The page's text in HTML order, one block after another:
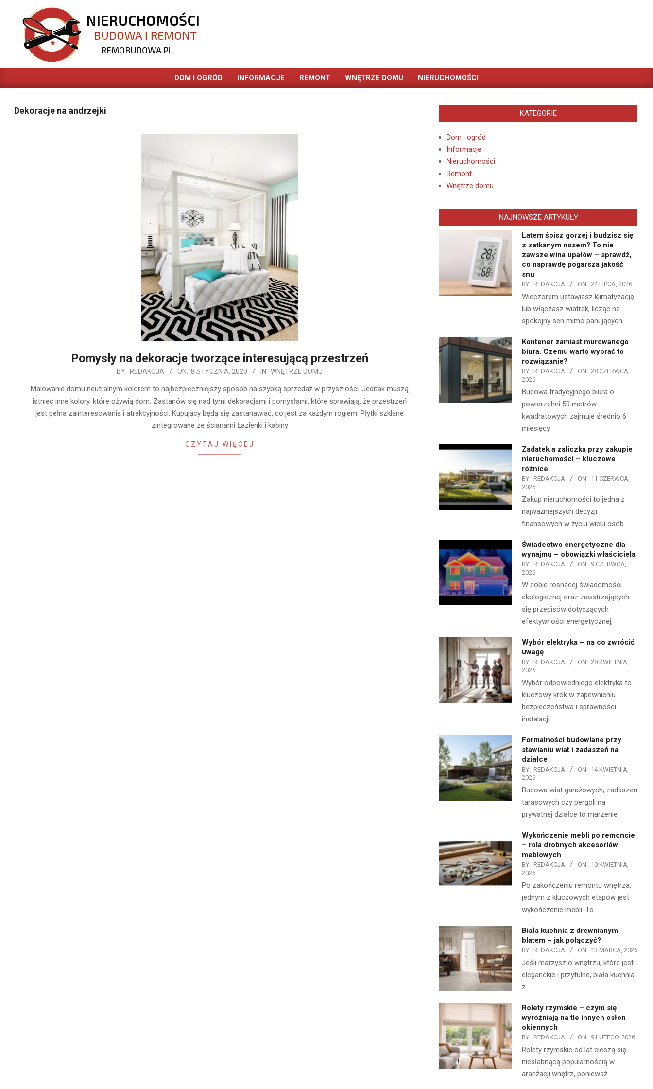
content
REMOBUDOWA.PL
Primary
DOM I OGRÓD INFORMACJE REMONT WNĘTRZE DOMU NIERUCHOMOŚCI
Dekoracje na andrzejki
Pomysły na dekoracje tworzące interesującą przestrzeń
BY: REDAKCJA ON: 8 STYCZNIA, 2020 IN: WNĘTRZE DOMU
Malowanie domu neutralnym kolorem to najbezpieczniejszy sposób na szybką sprzedaż w przyszłości. Jednak muszą
istnieć inne kolory, które ożywią dom. Zastanów się nad tymi dekoracjami i pomysłami, które sprawiają, że przestrzeń
jest pełna zainteresowania i atrakcyjności. Kupujący będą się zastanawiać, co jest za każdym rogiem. Płytki szklane
zintegrowane ze ścianami Łazienki i kabiny
CZYTAJ WIĘCEJ
KATEGORIE
Dom i ogród
Informacje
Nieruchomości
Remont
Wnętrze domu
NAJNOWSZE ARTYKUŁY
Latem śpisz gorzej i budzisz się
z zatkanym nosem? To nie
zawsze wina upałów – sprawdź,
co naprawdę pogarsza jakość
snu
BY: REDAKCJA ON: 24 LIPCA, 2026
Wieczorem ustawiasz klimatyzację
lub włączasz wiatrak, licząc na
spokojny sen mimo panujących
Kontener zamiast murowanego
biura. Czemu warto wybrać to
rozwiązanie?
BY: REDAKCJA ON: 28 CZERWCA,
2026
Budowa tradycyjnego biura o
powierzchni 50 metrów
kwadratowych zajmuje średnio 6
miesięcy
Zadatek a zaliczka przy zakupie
nieruchomości – kluczowe
różnice
BY: REDAKCJA ON: 11 CZERWCA,
2026
Zakup nieruchomości to jedna z
najważniejszych decyzji
finansowych w życiu wielu osób.
Świadectwo energetyczne dla
wynajmu – obowiązki właściciela
BY: REDAKCJA ON: 9 CZERWCA,
2026
W dobie rosnącej świadomości
ekologicznej oraz zaostrzających
się przepisów dotyczących
efektywności energetycznej,
Wybór elektryka – na co zwrócić
uwagę
BY: REDAKCJA ON: 28 KWIETNIA,
2026
Wybór odpowiedniego elektryka to
kluczowy krok w zapewnieniu
bezpieczeństwa i sprawności
instalacji
Formalności budowlane przy
stawianiu wiat i zadaszeń na
działce
BY: REDAKCJA ON: 14 KWIETNIA,
2026
Budowa wiat garażowych, zadaszeń
tarasowych czy pergoli na
prywatnej działce to marzenie
Wykończenie mebli po remoncie
– rola drobnych akcesoriów
meblowych
BY: REDAKCJA ON: 10 KWIETNIA,
2026
Po zakończeniu remontu wnętrza,
jednym z kluczowych etapów jest
wykończenie mebli. To
Biała kuchnia z drewnianym
blatem – jak połączyć?
BY: REDAKCJA ON: 13 MARCA, 2026
Jeśli marzysz o wnętrzu, które jest
eleganckie i przytulne, biała kuchnia
z
Rolety rzymskie – czym się
wyróżniają na tle innych osłon
okiennych
BY: REDAKCJA ON: 9 LUTEGO, 2026
Rolety rzymskie od lat cieszą się
niesłabnącą popularnością w
aranżacji wnętrz, ponieważ